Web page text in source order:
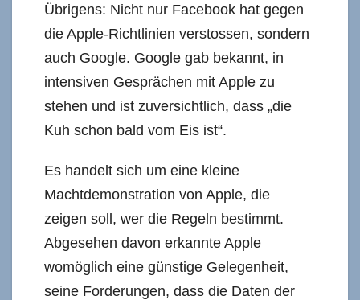
Übrigens: Nicht nur Facebook hat gegen
die Apple-Richtlinien verstossen, sondern
auch Google. Google gab bekannt, in
intensiven Gesprächen mit Apple zu
stehen und ist zuversichtlich, dass „die
Kuh schon bald vom Eis ist“.
Es handelt sich um eine kleine
Machtdemonstration von Apple, die
zeigen soll, wer die Regeln bestimmt.
Abgesehen davon erkannte Apple
womöglich eine günstige Gelegenheit,
seine Forderungen, dass die Daten der